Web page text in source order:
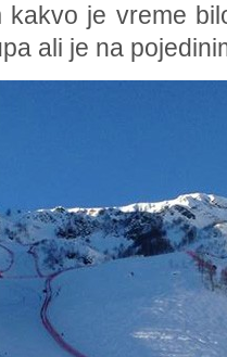
kakvo je vreme
ali je na